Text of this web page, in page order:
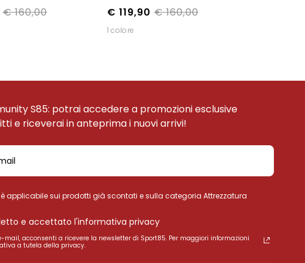
€ 160,00 € 160,00
€ 119,90
1 colore
S85: potrai accedere a promozioni esclusive
e riceverai in anteprima i nuovi arrivi!
è applicabile sui prodotti già scontati e sulla categoria Attrezzatura
e accettato l'informativa privacy
mail, acconsenti a ricevere la newsletter di Sport85. Per maggiori informazioni
a tutela della privacy.